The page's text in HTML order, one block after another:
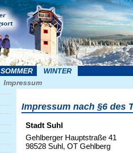
SOMMER WINTER
Impressum
Impressum nach §6 des
Stadt Suhl
Gehlberger Hauptstraße 41
98528 Suhl, OT Gehlberg